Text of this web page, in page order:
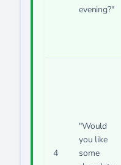
evening?"
4
"Would
you like
some